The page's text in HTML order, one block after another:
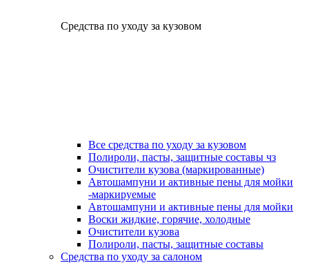
Средства по уходу за кузовом
Все средства по уходу за кузовом
Полироли, пасты, защитные составы чз
Очистители кузова (маркированные)
Автошампуни и активные пены для мойки
-маркируемые
Автошампуни и активные пены для мойки
Воски жидкие, горячие, холодные
Очистители кузова
Полироли, пасты, защитные составы
Средства по уходу за салоном